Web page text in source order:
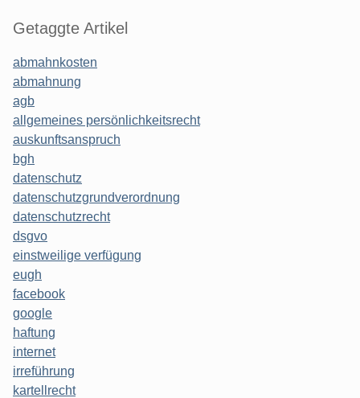
Getaggte Artikel
abmahnkosten
abmahnung
agb
allgemeines persönlichkeitsrecht
auskunftsanspruch
bgh
datenschutz
datenschutzgrundverordnung
datenschutzrecht
dsgvo
einstweilige verfügung
eugh
facebook
google
haftung
internet
irreführung
kartellrecht